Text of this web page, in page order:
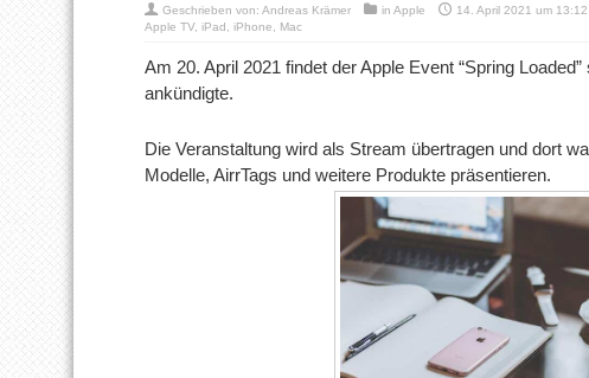
Geschrieben von: Andreas Krämer in Apple 14. April 2021 um 13:12
Apple TV, iPad iPhone Mac
Am 20. April 2021 findet der Apple Event “Spring
ankündigte.
Die Veranstaltung wird als Stream übertragen und dort
Modelle, AirrTags und weitere Produkte präsentieren.